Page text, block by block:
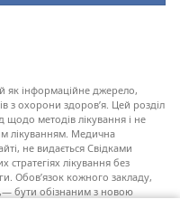
як інформаційне джерело,
з охорони здоров’я. Цей розділ
методів лікування і не
лікуванням. Медична
не видається Свідками
стратегіях лікування без
Обов’язок кожного закладу,
бути обізнаним з новою